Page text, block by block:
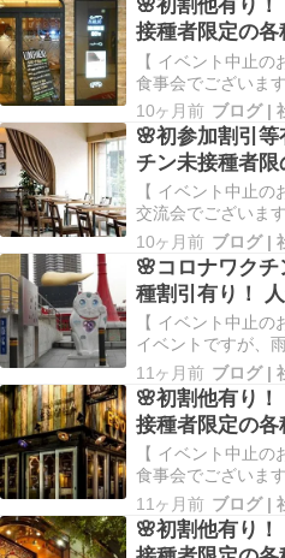
す！ 六本木で良い
内の雰囲気・料理
と思います。 良
🌸初割他有り
接種者限定の
重洲のイタリ
でコース料理
会！ 社会人サ
知
【 イベント中止
食事会でございま
止とさせていただ
比べ男性のお申込
比の差異が有り、
以内に収める事は
ら中止と致します
いと思…
10ヶ月前
🌸初参加割引
チン未接種者
ュッフェ交流
イベントの告知
【 イベント中止
交流会でございま
止とさせて頂きま
様は満員(定員１名
のお客様が少なく
大きな男女比の差
女比を一定以内に
し、残…
10ヶ月前
🌸コロナワク
種割引有り！
社会人サーク
【 イベント中止
イベントですが、
く中止とさせて頂
予報サイトを見る
トで、２５日当日
雨、もしくは夕方
おります。 従いま
致しま…
11ヶ月前
🌸初割他有り
接種者限定の
野のレストラ
５ｈのコース
食事会！ 社会
の告知
【 イベント中止
食事会でございま
止とさせて頂きま
(１名様定員オーバ
く、男女比に大き
11ヶ月前
🌸初割他有り